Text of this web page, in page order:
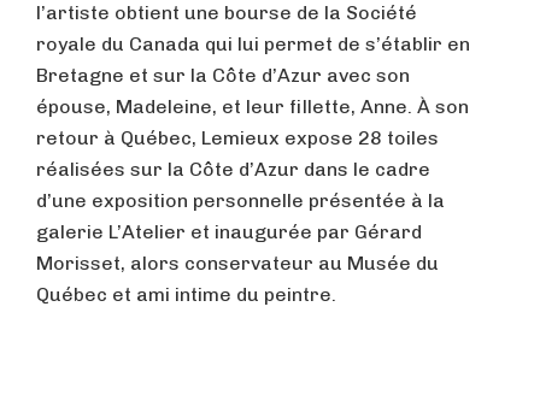
l’artiste obtient une bourse de la Société
royale du Canada qui lui permet de s’établir en
Bretagne et sur la Côte d’Azur avec son
épouse, Madeleine, et leur fillette, Anne. À son
retour à Québec, Lemieux expose 28 toiles
réalisées sur la Côte d’Azur dans le cadre
d’une exposition personnelle présentée à la
galerie L’Atelier et inaugurée par Gérard
Morisset, alors conservateur au Musée du
Québec et ami intime du peintre.